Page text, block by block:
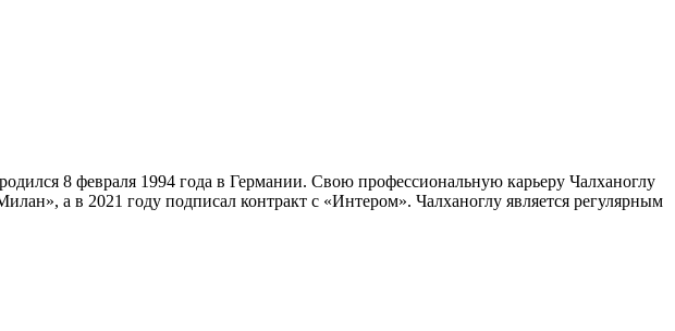
8 февраля 1994 года в Германии. Свою профессиональную карьеру Чалханоглу
а в 2021 году подписал контракт с «Интером». Чалханоглу является регулярным